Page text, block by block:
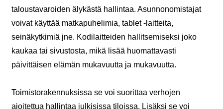
taloustavaroiden älykästä hallintaa. Asunnonomistajat
voivat käyttää matkapuhelimia, tablet -laitteita,
seinäkytkimiä jne. Kodilaitteiden hallitsemiseksi joko
kaukaa tai sivustosta, mikä lisää huomattavasti
päivittäisen elämän mukavuutta ja mukavuutta.
Toimistorakennuksissa se voi suorittaa verhojen
ajoitettua hallintaa julkisissa tiloissa. Lisäksi se voi